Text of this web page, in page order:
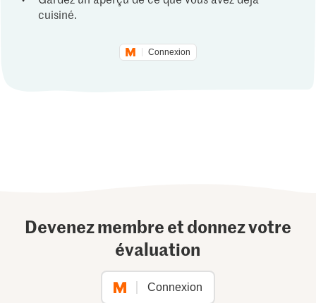
cuisiné.
Connexion
Devenez membre et donnez votre
évaluation
Connexion